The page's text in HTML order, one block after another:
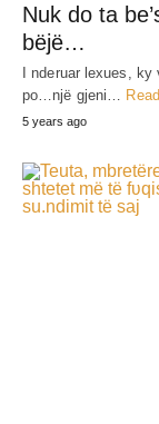
Nuk do ta
bëjë…
I nderuar lexues,
po…një gjeni…
5 years ago